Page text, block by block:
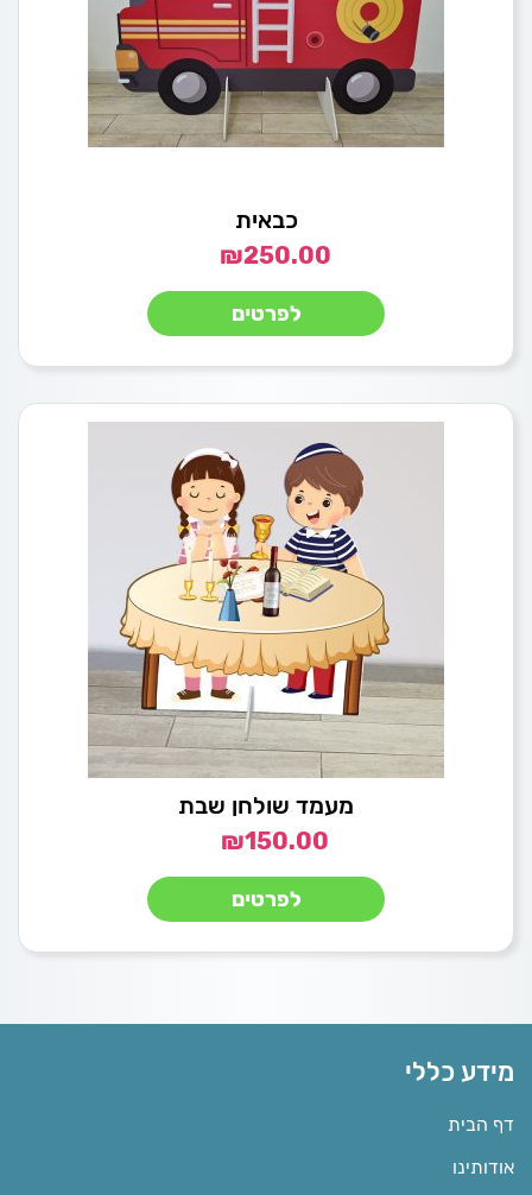
כבאית
₪250.00
לפרטים
מעמד שולחן שבת
₪150.00
לפרטים
מידע כללי
דף הבית
אודותינו